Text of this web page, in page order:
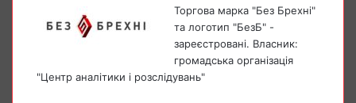
Торгова марка "Без Брехні"
та логотип "БезБ" -
зареєстровані. Власник:
громадська організація
"Центр аналітики і розслідувань"